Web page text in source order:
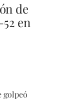
de
en
golpeó